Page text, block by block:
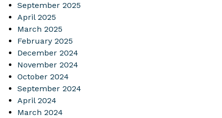
September 2025
April 2025
March 2025
February 2025
December 2024
November 2024
October 2024
September 2024
April 2024
March 2024